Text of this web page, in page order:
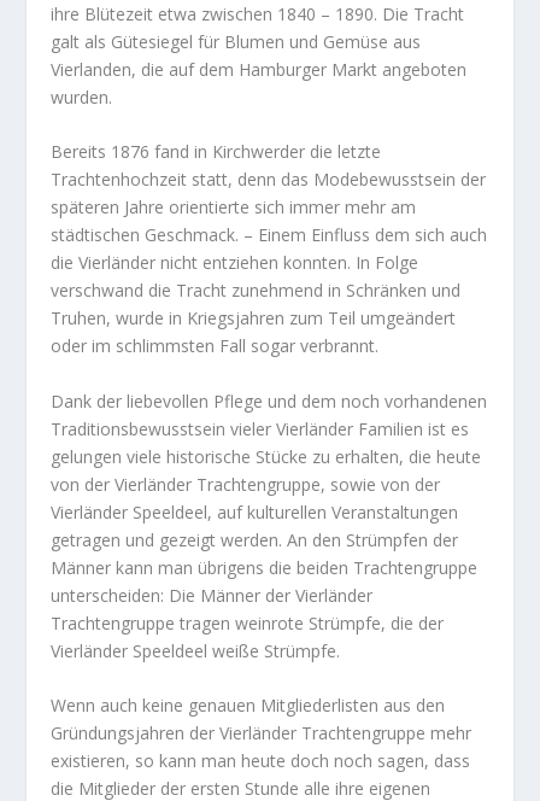
ihre Blütezeit etwa zwischen 1840 – 1890. Die Tracht
galt als Gütesiegel für Blumen und Gemüse aus
Vierlanden, die auf dem Hamburger Markt angeboten
wurden.
Bereits 1876 fand in Kirchwerder die letzte
Trachtenhochzeit statt, denn das Modebewusstsein der
späteren Jahre orientierte sich immer mehr am
städtischen Geschmack. – Einem Einfluss dem sich auch
die Vierländer nicht entziehen konnten. In Folge
verschwand die Tracht zunehmend in Schränken und
Truhen, wurde in Kriegsjahren zum Teil umgeändert
oder im schlimmsten Fall sogar verbrannt.
Dank der liebevollen Pflege und dem noch vorhandenen
Traditionsbewusstsein vieler Vierländer Familien ist es
gelungen viele historische Stücke zu erhalten, die heute
von der Vierländer Trachtengruppe, sowie von der
Vierländer Speeldeel, auf kulturellen Veranstaltungen
getragen und gezeigt werden. An den Strümpfen der
Männer kann man übrigens die beiden Trachtengruppe
unterscheiden: Die Männer der Vierländer
Trachtengruppe tragen weinrote Strümpfe, die der
Vierländer Speeldeel weiße Strümpfe.
Wenn auch keine genauen Mitgliederlisten aus den
Gründungsjahren der Vierländer Trachtengruppe mehr
existieren, so kann man heute doch noch sagen, dass
die Mitglieder der ersten Stunde alle ihre eigenen